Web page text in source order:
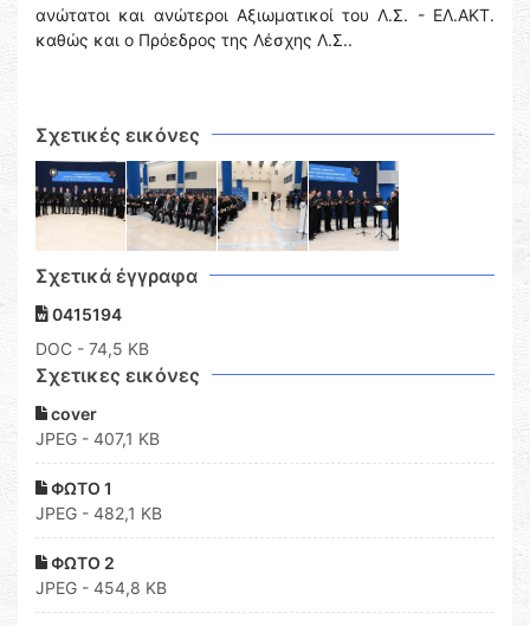
ανώτατοι και ανώτεροι Αξιωματικοί του Λ.Σ. - ΕΛ.ΑΚΤ.
καθώς και ο Πρόεδρος της Λέσχης Λ.Σ..
Σχετικές εικόνες
Σχετικά έγγραφα
0415194
DOC - 74,5 KB
Σχετικες εικόνες
cover
JPEG - 407,1 KB
ΦΩΤΟ 1
JPEG - 482,1 KB
ΦΩΤΟ 2
JPEG - 454,8 KB